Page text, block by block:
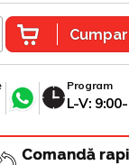
Program
L-V:
Comandă